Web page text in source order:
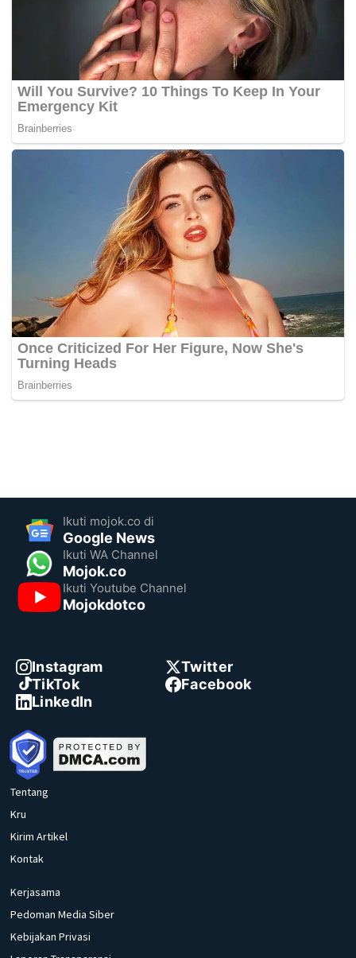
Ikuti mojok.co di
Google News
Ikuti WA Channel
Mojok.co
Ikuti Youtube Channel
Mojokdotco
Instagram
Twitter
TikTok
Facebook
LinkedIn
Tentang
Kru
Kirim Artikel
Kontak
Kerjasama
Pedoman Media Siber
Kebijakan Privasi